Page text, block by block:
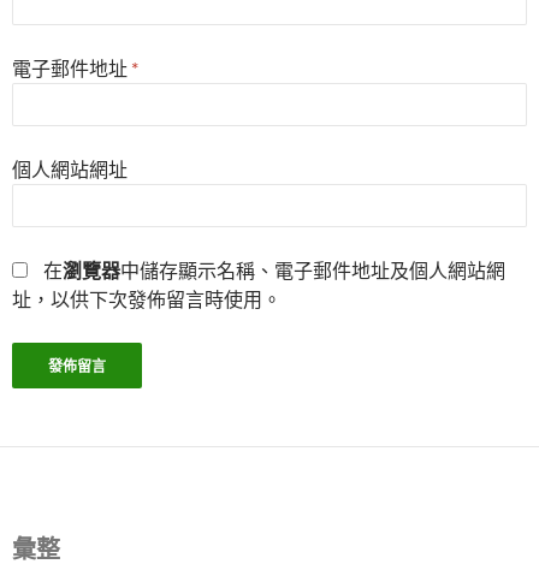
電子郵件地址 *
個人網站網址
在瀏覽器中儲存顯示名稱、電子郵件地址及個人網站網
址，以供下次發佈留言時使用。
彙整